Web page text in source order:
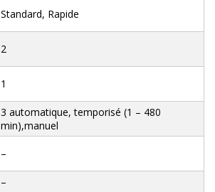
Standard, Rapide
2
1
3 automatique, temporisé (1 – 480
min),manuel
–
–